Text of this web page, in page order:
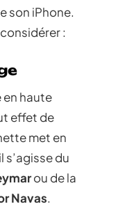
son iPhone.
:
en haute
effet de
met en
s’agisse du
ou de la
Navas.